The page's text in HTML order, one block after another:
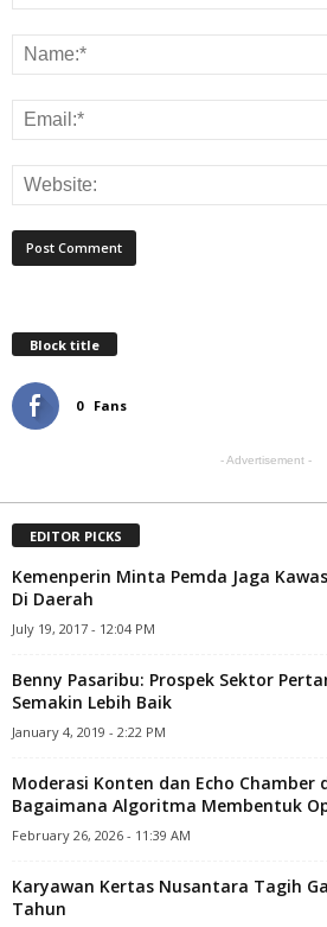
Block title
0 Fans
- Advertisement -
EDITOR PICKS
Kemenperin Minta Pemda Jaga
Di Daerah
July 19, 2017 - 12:04 PM
Benny Pasaribu: Prospek Sektor
Semakin Lebih Baik
January 4, 2019 - 2:22 PM
Moderasi Konten dan Echo Chamber
Bagaimana Algoritma Membentuk
February 26, 2026 - 11:39 AM
Karyawan Kertas Nusantara Tagih
Tahun